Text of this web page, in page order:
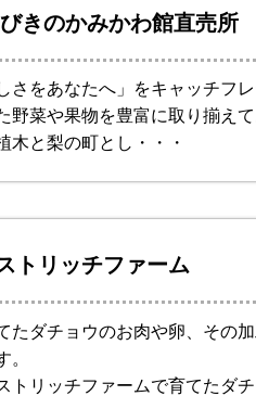
きのかみかわ館直売所
さをあなたへ」をキャッチフ
野菜や果物を豊富に取り揃えて
木と梨の町とし・・・
トリッチファーム
たダチョウのお肉や卵、その
。
トリッチファームで育てたダ